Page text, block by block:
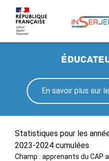
En savoir plus sur
Statistiques pour les
2023-2024 cumulées
Champ : apprenants du CAP